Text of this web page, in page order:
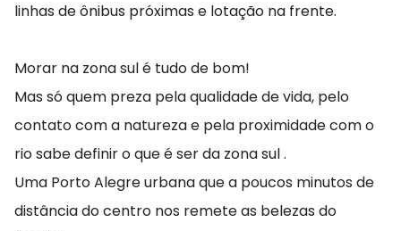
linhas de ônibus próximas e lotação na frente.
Morar na zona sul é tudo de bom!
Mas só quem preza pela qualidade de vida, pelo
contato com a natureza e pela proximidade com o
rio sabe definir o que é ser da zona sul .
Uma Porto Alegre urbana que a poucos minutos de
distância do centro nos remete as belezas do